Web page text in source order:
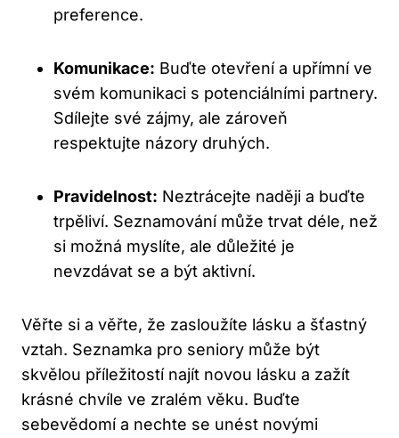
preference.
Komunikace: Buďte otevření a upřímní ve
svém komunikaci s potenciálními partnery.
Sdílejte své zájmy, ale zároveň
respektujte názory druhých.
Pravidelnost: Neztrácejte naději a buďte
trpěliví. Seznamování může trvat déle, než
si možná myslíte, ale důležité je
nevzdávat se a být aktivní.
Věřte si a věřte, že zasloužíte lásku a šťastný
vztah. Seznamka pro seniory může být
skvělou příležitostí najít novou lásku a zažít
krásné chvíle ve zralém věku. Buďte
sebevědomí a nechte se unést novými